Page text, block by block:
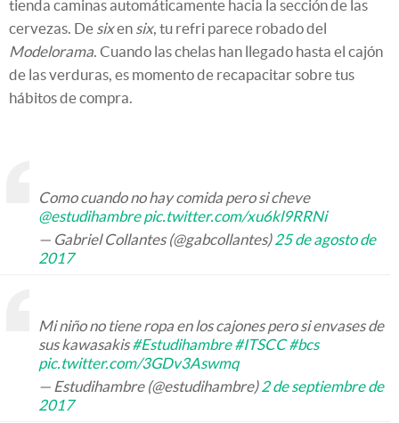
tienda caminas automáticamente hacia la sección de las
cervezas. De sixen six, tu refri parece robado del
Modelorama. Cuando las chelas han llegado hasta el cajón
de las verduras, es momento de recapacitar sobre tus
hábitos de compra.
Como cuando no hay comida pero si cheve
@estudihambre pic.twitter.com/xu6kl9RRNi
— Gabriel Collantes (@gabcollantes)25 de agosto de
2017
Mi niño no tiene ropa en los cajones pero si envases de
sus kawasakis#Estudihambre #ITSCC #bcs
pic.twitter.com/3GDv3Aswmq
— Estudihambre (@estudihambre)2 de septiembre de
2017